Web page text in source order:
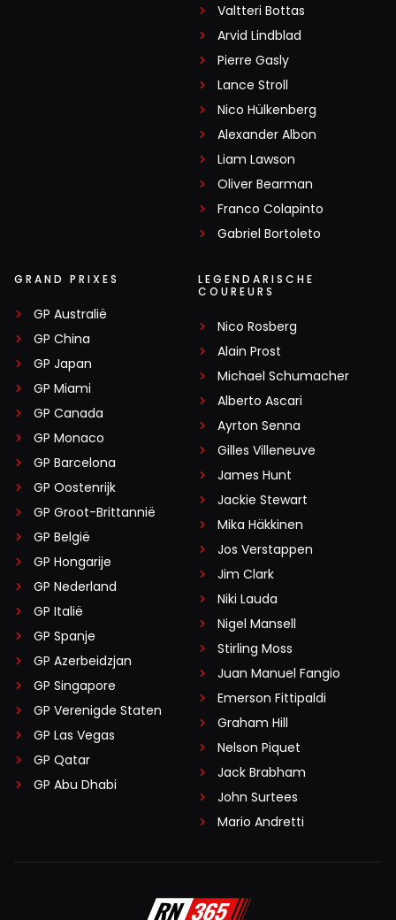
Valtteri Bottas
Arvid Lindblad
Pierre Gasly
Lance Stroll
Nico Hülkenberg
Alexander Albon
Liam Lawson
Oliver Bearman
Franco Colapinto
Gabriel Bortoleto
GRAND PRIXES
GP Australië
GP China
GP Japan
GP Miami
GP Canada
GP Monaco
GP Barcelona
GP Oostenrijk
GP Groot-Brittannië
GP België
GP Hongarije
GP Nederland
GP Italië
GP Spanje
GP Azerbeidzjan
GP Singapore
GP Verenigde Staten
GP Las Vegas
GP Qatar
GP Abu Dhabi
LEGENDARISCHE
COUREURS
Nico Rosberg
Alain Prost
Michael Schumacher
Alberto Ascari
Ayrton Senna
Gilles Villeneuve
James Hunt
Jackie Stewart
Mika Häkkinen
Jos Verstappen
Jim Clark
Niki Lauda
Nigel Mansell
Stirling Moss
Juan Manuel Fangio
Emerson Fittipaldi
Graham Hill
Nelson Piquet
Jack Brabham
John Surtees
Mario Andretti